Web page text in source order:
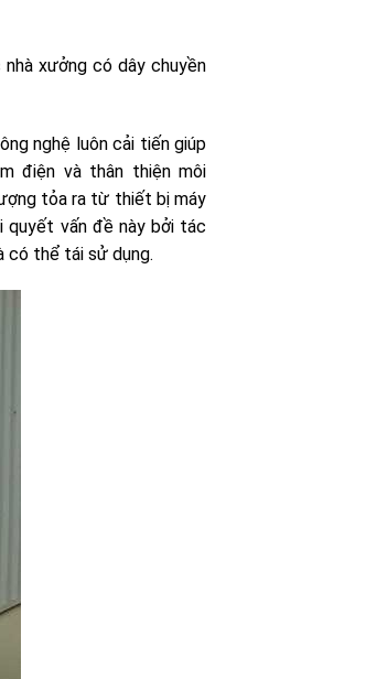
xưởng có dây chuyền
nghệ luôn cải tiến giúp
điện và thân thiện môi
tỏa ra từ thiết bị máy
quyết vấn đề này bởi tác
có thể tái sử dụng.